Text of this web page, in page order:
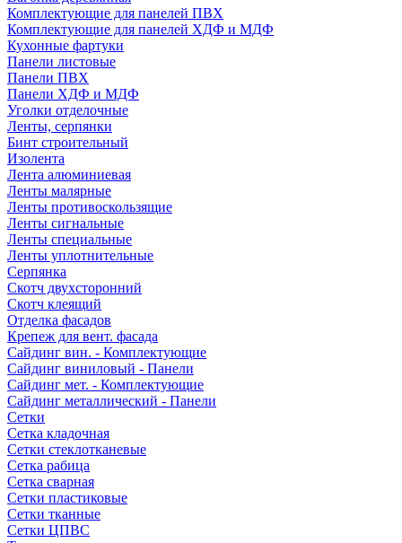
Комплектующие для панелей ПВХ
Комплектующие для панелей ХДФ и МДФ
Кухонные фартуки
Панели листовые
Панели ПВХ
Панели ХДФ и МДФ
Уголки отделочные
Ленты, серпянки
Бинт строительный
Изолента
Лента алюминиевая
Ленты малярные
Ленты противоскользящие
Ленты сигнальные
Ленты специальные
Ленты уплотнительные
Серпянка
Скотч двухсторонний
Скотч клеящий
Отделка фасадов
Крепеж для вент. фасада
Сайдинг вин. - Комплектующие
Сайдинг виниловый - Панели
Сайдинг мет. - Комплектующие
Сайдинг металлический - Панели
Сетки
Сетка кладочная
Сетки стеклотканевые
Сетка рабица
Сетка сварная
Сетки пластиковые
Сетки тканные
Сетки ЦПВС